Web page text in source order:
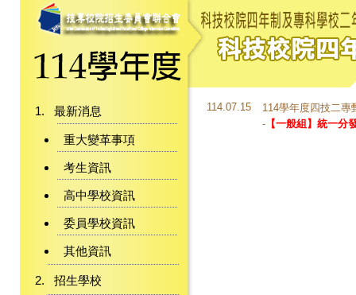
最新消息
重大變革事項
考生資訊
高中學校資訊
委員學校資訊
其他資訊
招生學校
114.07.15
114學年度四技二專
- 【一般組】統一分